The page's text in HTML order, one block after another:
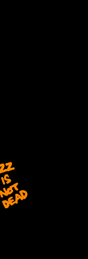
Jazz is